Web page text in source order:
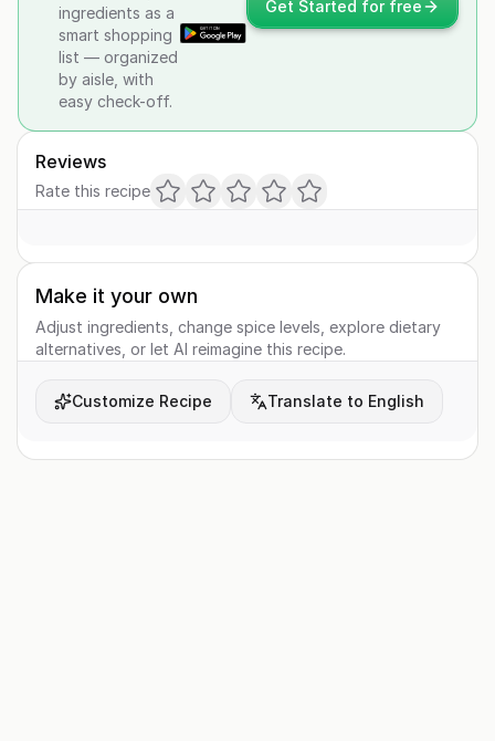
ingredients as a
smart shopping
list — organized
by aisle, with
easy check-off.
Get Started for free
Reviews
Rate this recipe
Make it your own
Adjust ingredients, change spice levels, explore dietary
alternatives, or let AI reimagine this recipe.
Customize Recipe Translate to English